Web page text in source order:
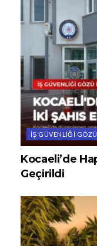
İŞ GÜVENLIĞI
Kocaeli’de
Geçirildi